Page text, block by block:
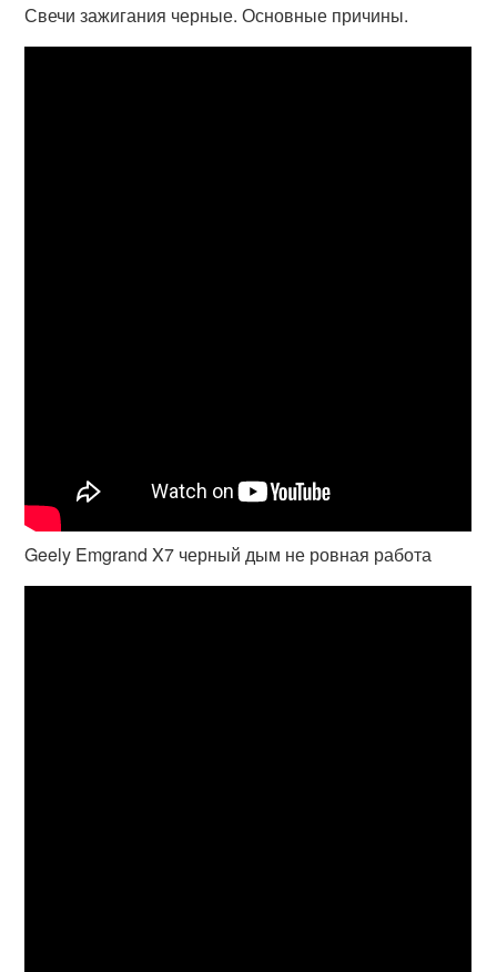
Свечи зажигания черные. Основные причины.
Geely Emgrand X7 черный дым не ровная работа